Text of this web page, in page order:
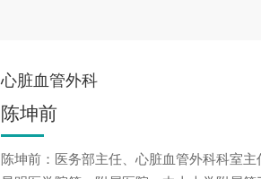
心脏血管外科
陈坤前
陈坤前：医务部主任、心脏血管外科科室